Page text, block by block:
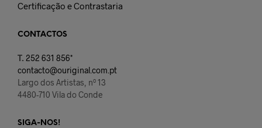
Certificação e Contrastaria
CONTACTOS
T. 252 631 856*
contacto@ouriginal.com.pt
Largo dos Artistas, nº 13
4480-710 Vila do Conde
SIGA-NOS!